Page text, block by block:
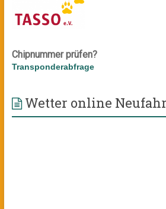
Chipnummer prüfen?
Transponderabfrage
Wetter online